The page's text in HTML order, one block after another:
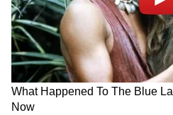
Add Asianetnews Bangla as a
Source
2
8